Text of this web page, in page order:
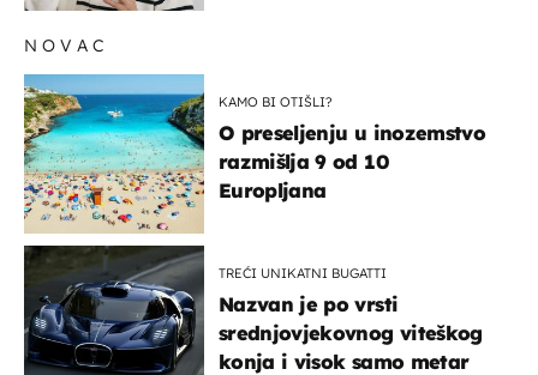
NOVAC
KAMO BI OTIŠLI?
O preseljenju u inozemstvo
razmišlja 9 od 10
Europljana
TREĆI UNIKATNI BUGATTI
Nazvan je po vrsti
srednjovjekovnog viteškog
konja i visok samo metar